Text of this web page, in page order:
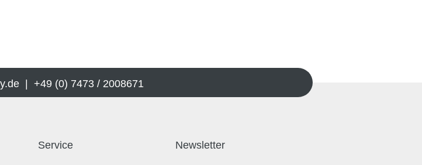
| +49 (0) 7473 / 2008671
Service Newsletter